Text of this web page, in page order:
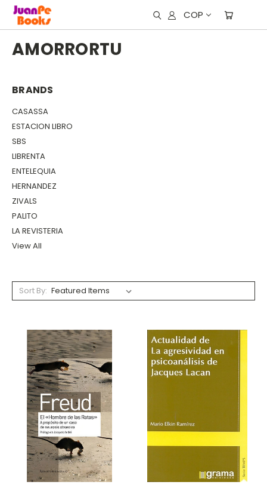
COP
AMORRORTU
BRANDS
CASASSA
ESTACION LIBRO
SBS
LIBRENTA
ENTELEQUIA
HERNANDEZ
ZIVALS
PALITO
LA REVISTERIA
View All
Sort By: